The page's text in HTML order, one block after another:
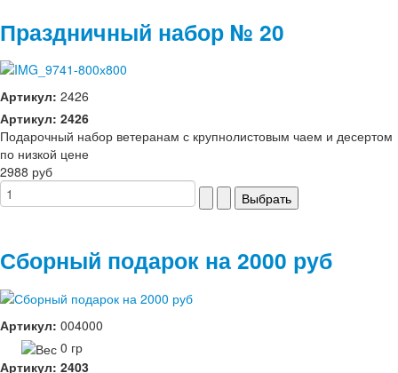
Праздничный набор № 20
Артикул: 2426
Артикул: 2426
Подарочный набор ветеранам с крупнолистовым чаем и десертом
по низкой цене
2988 руб
Сборный подарок на 2000 руб
Артикул: 004000
0 гр
Артикул: 2403